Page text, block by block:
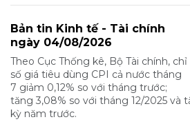
Bản tin Kinh tế - Tài chính
ngày 04/08/2026
Theo Cục Thống kê, Bộ Tài chính, chỉ
số giá tiêu dùng CPI cả nước tháng
7 giảm 0,12% so với tháng trước;
tăng 3,08% so với tháng 12/2025 và
kỳ năm trước.